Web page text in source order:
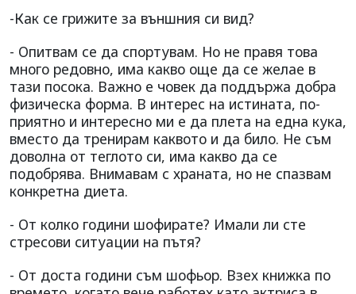
-Как се грижите за външния си вид?
- Опитвам се да спортувам. Но не правя това
много редовно, има какво още да се желае в
тази посока. Важно е човек да поддържа добра
физическа форма. В интерес на истината, по-
приятно и интересно ми е да плета на една кука,
вместо да тренирам каквото и да било. Не съм
доволна от теглото си, има какво да се
подобрява. Внимавам с храната, но не спазвам
конкретна диета.
- От колко години шофирате? Имали ли сте
стресови ситуации на пътя?
- От доста години съм шофьор. Взех книжка по